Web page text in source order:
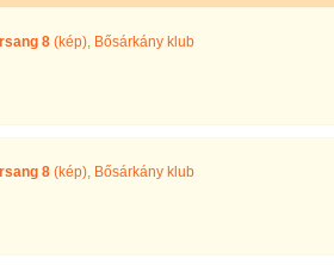
8 (kép), Bősárkány klub
8 (kép), Bősárkány klub